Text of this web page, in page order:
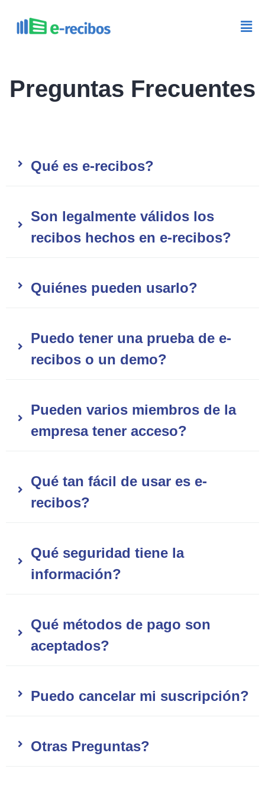
Preguntas Frecuentes
Qué es e-recibos?
Son legalmente válidos los
recibos hechos en e-recibos?
Quiénes pueden usarlo?
Puedo tener una prueba de e-
recibos o un demo?
Pueden varios miembros de la
empresa tener acceso?
Qué tan fácil de usar es e-
recibos?
Qué seguridad tiene la
información?
Qué métodos de pago son
aceptados?
Puedo cancelar mi suscripción?
Otras Preguntas?